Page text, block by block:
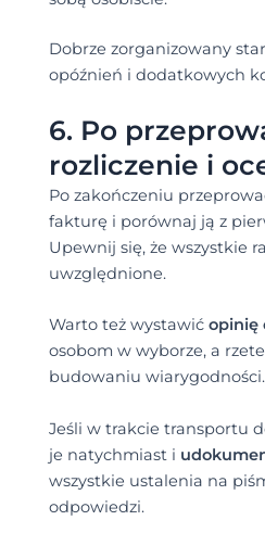
Dobrze zorganizowany
opóźnień i dodatkowych
6. Po
rozliczenie i
Po zakończeniu
fakturę i porównaj ją z
Upewnij się, że wszystkie
uwzględnione.
Warto też wystawić opinię
osobom w wyborze, a
budowaniu wiarygodności.
Jeśli w trakcie transportu
je natychmiast i
wszystkie ustalenia na
odpowiedzi.